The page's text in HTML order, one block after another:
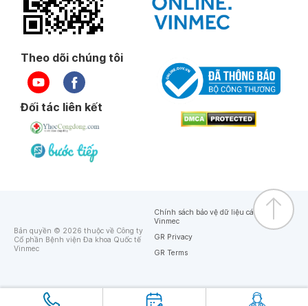
Theo dõi chúng tôi
Đối tác liên kết
Bản quyền © 2026 thuộc về Công ty
Cổ phần Bệnh viện Đa khoa Quốc tế
Vinmec
Chính sách bảo vệ dữ liệu cá nhân của
Vinmec
GR Privacy
GR Terms